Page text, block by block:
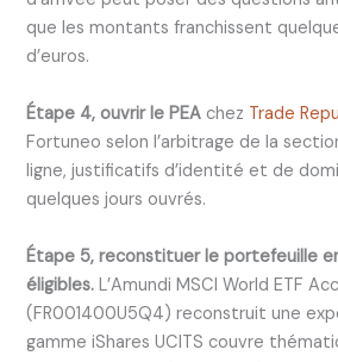
que les montants franchissent
d’euros.
Étape 4, ouvrir le PEA chez Trade
Fortuneo selon l’arbitrage de la
ligne, justificatifs d’identité et de
quelques jours ouvrés.
Étape 5, reconstituer le portefeuille
éligibles. L’Amundi MSCI World ETF
(FR001400U5Q4) reconstruit une
gamme iShares UCITS couvre